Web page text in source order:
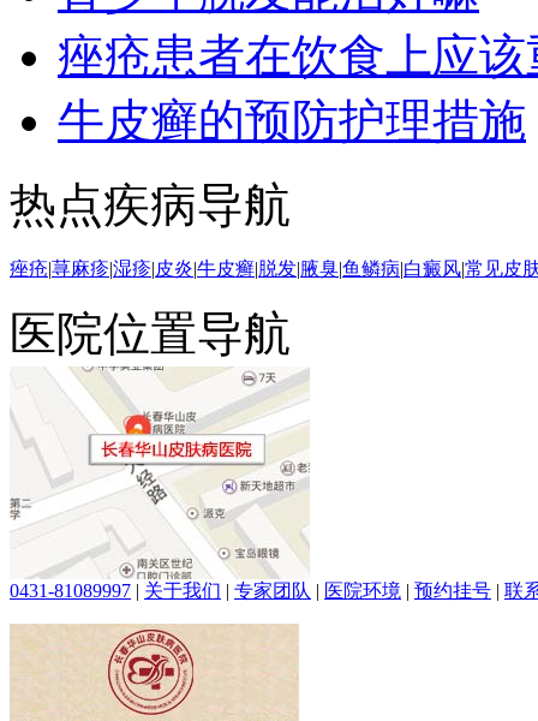
痤疮患者在饮食上应
牛皮癣的预防护理措施
热点疾病导航
痤疮|荨麻疹|湿疹|皮炎|牛皮癣|脱发|腋臭|鱼鳞病|白癜风|常见皮
医院位置导航
0431-81089997 | 关于我们 | 专家团队 | 医院环境 | 预约挂号 | 联